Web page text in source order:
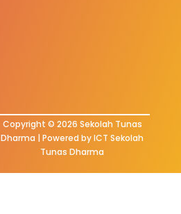
Copyright © 2026 Sekolah Tunas
Dharma | Powered by ICT Sekolah
Tunas Dharma